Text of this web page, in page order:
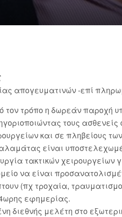
απογευματινών -επί
τον τρόπο η δωρεάν παροχή
τους
και σε πληβείους
είναι
τακτικών χειρουργείων
να είναι
(πχ τροχαία,
εφημερίας.
διεθνής μελέτη στο